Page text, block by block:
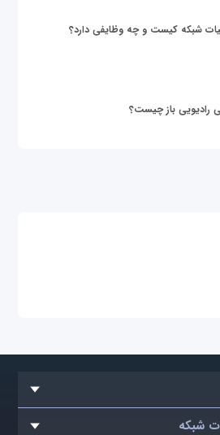
شبکه کیست و چه وظایفی دارد؟
رادیویی باز چیست؟
شبکه